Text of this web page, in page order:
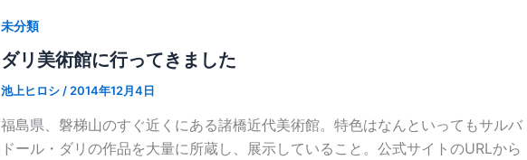
未分類
ダリ美術館に行ってきました
池上ヒロシ/2014年12月4日
福島県、磐梯山のすぐ近くにある諸橋近代美術館。特色はなんといってもサルバ
ドール・ダリの作品を大量に所蔵し、展示していること。公式サイトのURLから